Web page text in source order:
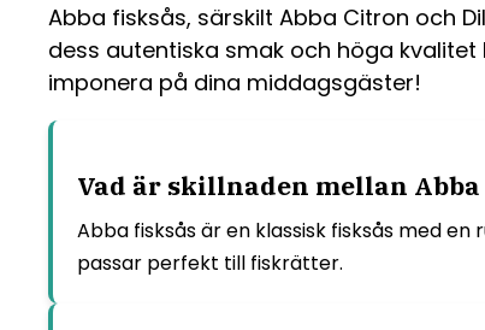
Abba fisksås, särskilt Abba Citron och
dess autentiska smak och höga
imponera på dina middagsgäster!
Vad är skillnaden mellan
Abba fisksås är en klassisk fisksås med
passar perfekt till fiskrätter.